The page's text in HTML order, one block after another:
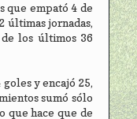
que empató 4 de
últimas jornadas,
los últimos 36
y encajó 25,
sumó sólo
que hace que de